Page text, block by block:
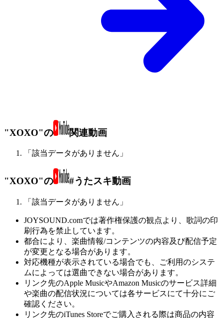
"XOXO"の 関連動画
「該当データがありません」
"XOXO"の #うたスキ動画
「該当データがありません」
JOYSOUND.comでは著作権保護の観点より、歌詞の印
刷行為を禁止しています。
都合により、楽曲情報/コンテンツの内容及び配信予定
が変更となる場合があります。
対応機種が表示されている場合でも、ご利用のシステ
ムによっては選曲できない場合があります。
リンク先のApple MusicやAmazon Musicのサービス詳細
や楽曲の配信状況については各サービスにて十分にご
確認ください。
リンク先のiTunes Storeでご購入される際は商品の内容